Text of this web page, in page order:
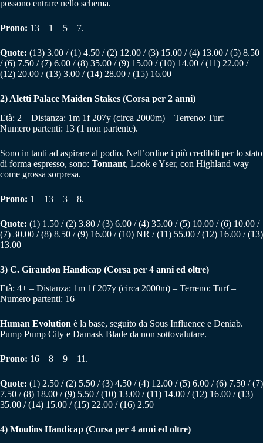
possono entrare nello schema.
Prono: 13 – 1 – 5 – 7.
Quote: (13) 3.00 / (1) 4.50 / (2) 12.00 / (3) 15.00 / (4) 13.00 / (5) 8.50
/ (6) 7.50 / (7) 6.00 / (8) 35.00 / (9) 15.00 / (10) 14.00 / (11) 22.00 /
(12) 20.00 / (13) 3.00 / (14) 28.00 / (15) 16.00
2) Aletti Palace Maiden Stakes (Corsa per 2 anni)
Età: 2 – Distanza: 1m 1f 207y (circa 2000m) – Terreno: Turf –
Numero partenti: 13 (1 non partente).
Sono in tanti ad aspirare al podio. Nell’ordine i più credibili per lo stato
di forma espresso, sono: Tonnant, Look e Yser, con Highland way
come grossa sorpresa.
Prono: 1 – 13 – 3 – 8.
Quote: (1) 1.50 / (2) 3.80 / (3) 6.00 / (4) 35.00 / (5) 10.00 / (6) 10.00 /
(7) 30.00 / (8) 8.50 / (9) 16.00 / (10) NR / (11) 55.00 / (12) 16.00 / (13)
13.00
3) C. Giraudon Handicap (Corsa per 4 anni ed oltre)
Età: 4+ – Distanza: 1m 1f 207y (circa 2000m) – Terreno: Turf –
Numero partenti: 16
Human Evolution è la base, seguito da Sous Influence e Deniab.
Pump Pump City e Damask Blade da non sottovalutare.
Prono: 16 – 8 – 9 – 11.
Quote: (1) 2.50 / (2) 5.50 / (3) 4.50 / (4) 12.00 / (5) 6.00 / (6) 7.50 / (7)
7.50 / (8) 18.00 / (9) 5.50 / (10) 13.00 / (11) 14.00 / (12) 16.00 / (13)
35.00 / (14) 15.00 / (15) 22.00 / (16) 2.50
4) Moulins Handicap (Corsa per 4 anni ed oltre)